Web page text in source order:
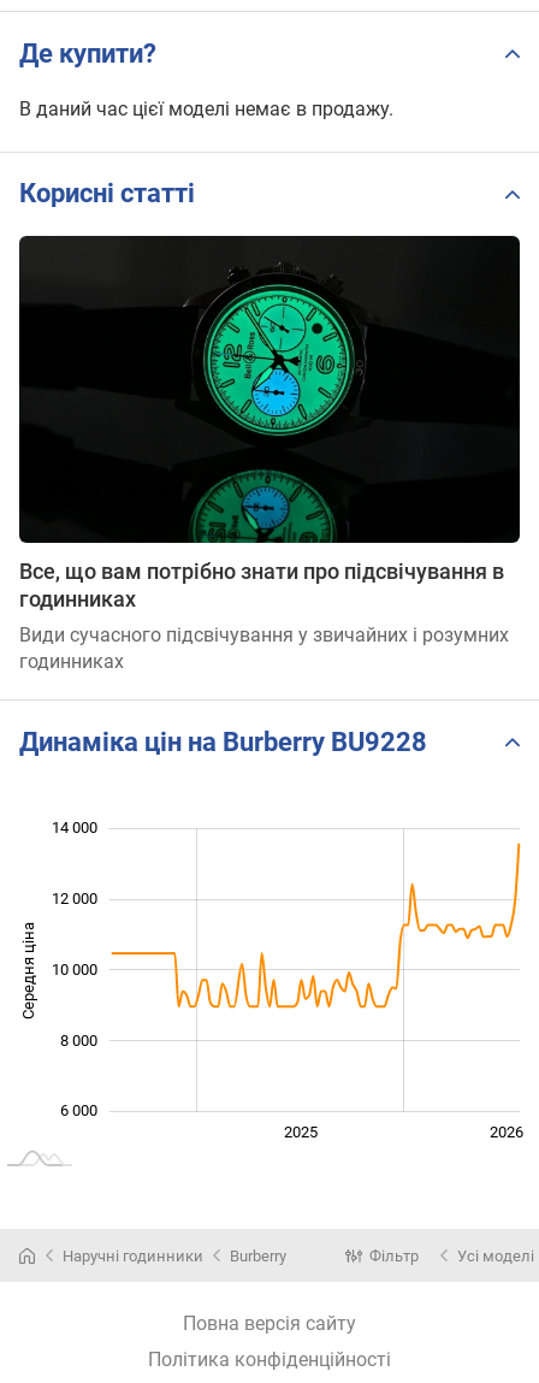
Де купити?
В даний час цієї моделі немає в продажу.
Корисні статті
Все, що вам потрібно знати про підсвічування в
годинниках
Види сучасного підсвічування у звичайних і розумних
годинниках
Динаміка цін на Burberry BU9228
Середня ціна 10 000
6 000
8 000
10 000
12 000
14 000
2025 2026
Наручні годинники Burberry Фільтр Усі моделі
Повна версія сайту
Політика конфіденційності